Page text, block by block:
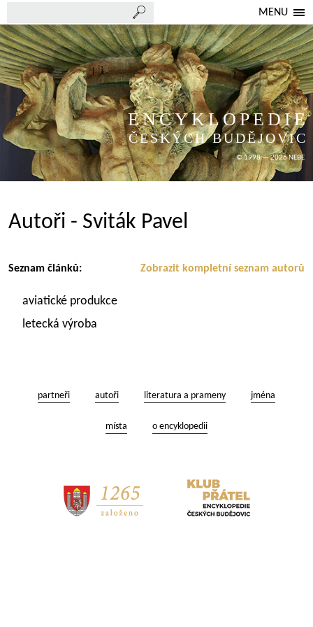
MENU
ENCYKLOPEDIE
ČESKÝCH BUDĚJOVIC
© 1998 — 2026 NEBE
Autoři - Sviták Pavel
Zobrazit kompletní seznam autorů
Seznam článků:
aviatické produkce
letecká výroba
partneři autoři literatura a prameny jména
místa o encyklopedii